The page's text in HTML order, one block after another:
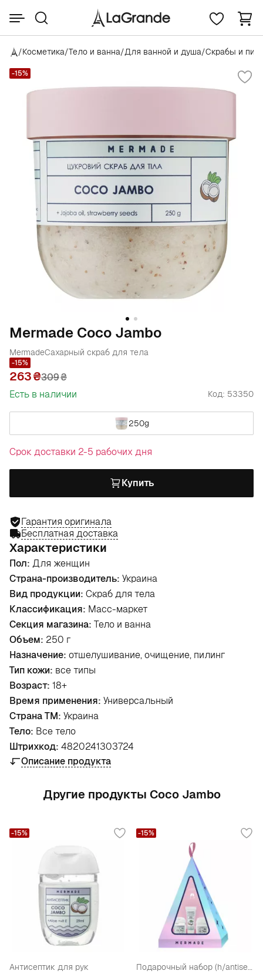
/Косметика/Тело и ванна/Для ванной и душа/Скрабы и
-15%
Mermade Coco Jambo
MermadeСахарный скраб для тела
-15%
263 309₴
Есть в наличии
Код: 53350
250g
Срок доставки 2-5 рабочих дня
Купить
Гарантия оригинала
Бесплатная доставка
Характеристики
Пол: Для женщин
Страна-производитель: Украина
Вид продукции: Скраб для тела
Классификация: Масс-маркет
Секция магазина: Тело и ванна
Объем: 250 г
Назначение: отшелушивание, очищение, пилинг
Тип кожи: все типы
Возраст: 18+
Время применения: Универсальный
Страна ТМ: Украина
Тело: Все тело
Штрихкод: 4820241303724
Описание продукта
Другие продукты Coco Jambo
Антисептик для рук
-15%
Подарочный набор (h/antiseptic/29ml + lips/balm/10ml + h/cr/29ml)
-15%